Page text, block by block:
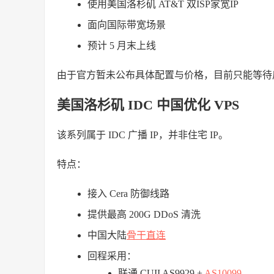
使用美国洛杉矶 AT&T 双ISP家宽IP
面向国际带宽场景
预计 5 月末上线
由于官方暂未公布具体配置与价格，目前只能等待
美国洛杉矶 IDC 中国优化 VPS
该系列属于 IDC 广播 IP，并非住宅 IP。
特点：
接入 Cera 防御线路
提供最高 200G DDoS 清洗
中国大陆骨干直连
回程采用：